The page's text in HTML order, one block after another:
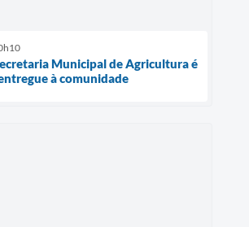
Municipal de Agricultura é
à comunidade